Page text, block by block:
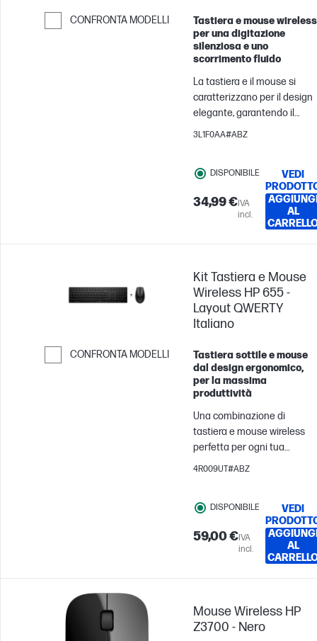
CONFRONTA MODELLI
Tastiera e mouse wireless
per una digitazione
silenziosa e uno
scorrimento fluido
La tastiera e il mouse si
caratterizzano per il design
elegante, garantendo il
massimo comfort e
massimo la tua produttività
senza i fastidiosi rumori di
digitazione. E la produttività
dura tutto il giorno con i
3L1F0AA#ABZ
DISPONIBILE
34,99 €IVA
incl.
VEDI
AL
CONFRONTA MODELLI
Kit Tastiera e Mouse
Wireless HP 655 -
Layout QWERTY
Italiano
Tastiera sottile e mouse
dal design ergonomico,
per la massima
produttività
Una combinazione di
tastiera e mouse wireless
perfetta per ogni tua
esigenza: comfort,
personalizzabili sulla
tastiera[1] e un mouse dal
tracciamento ad alta
precisione per lavorare
materiali riciclati[2] ed è
facile da tenere pulita e
4R009UT#ABZ
DISPONIBILE
59,00 €IVA
incl.
VEDI
AL
Mouse Wireless HP
Z3700 - Nero